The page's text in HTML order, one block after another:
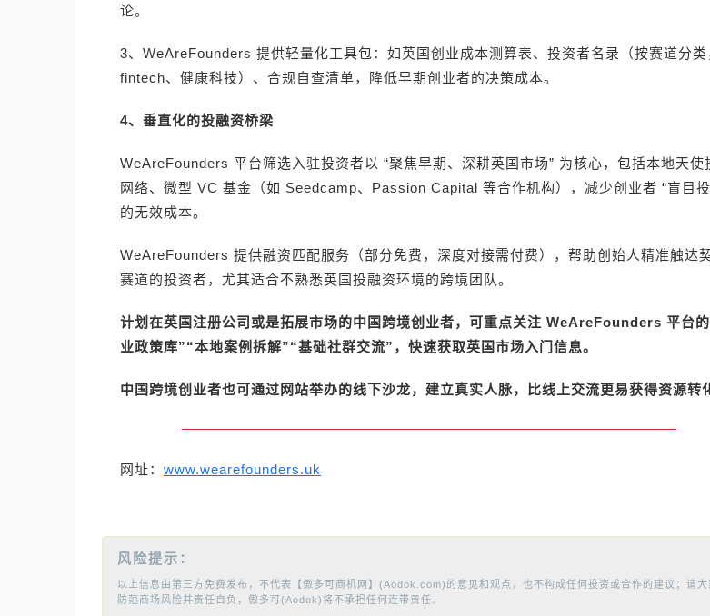
论。
3、WeAreFounders 提供轻量化工具包：如英国创业成本测算表、投资者名录（按赛道分类
fintech、健康科技）、合规自查清单，降低早期创业者的决策成本。
4、垂直化的投融资桥梁
WeAreFounders 平台筛选入驻投资者以 “聚焦早期、深耕英国市场” 为核心，包括本地天使
网络、微型 VC 基金（如 Seedcamp、Passion Capital 等合作机构），减少创业者 “盲目
的无效成本。
WeAreFounders 提供融资匹配服务（部分免费，深度对接需付费），帮助创始人精准触达
赛道的投资者，尤其适合不熟悉英国投融资环境的跨境团队。
计划在英国注册公司或是拓展市场的中国跨境创业者，可重点关注 WeAreFounders 平台的
业政策库”“本地案例拆解”“基础社群交流”，快速获取英国市场入门信息。
中国跨境创业者也可通过网站举办的线下沙龙，建立真实人脉，比线上交流更易获得资源转
网址： www.wearefounders.uk
风险提示：
以上信息由第三方免费发布，不代表【傲多可商机网】(Aodok.com)的意见和观点，也不构成任何投资或合作的建议；请大
防范商场风险并责任自负，傲多可(Aodok)将不承担任何连带责任。